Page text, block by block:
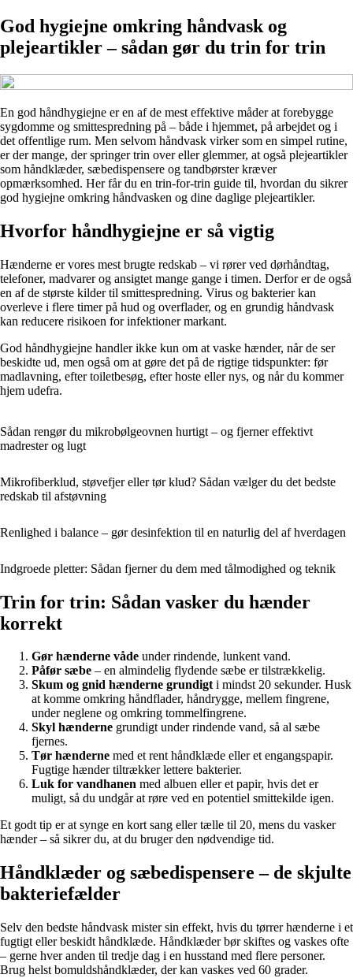
God hygiejne omkring håndvask og
plejeartikler – sådan gør du trin for trin
En god håndhygiejne er en af de mest effektive måder at forebygge
sygdomme og smittespredning på – både i hjemmet, på arbejdet og i
det offentlige rum. Men selvom håndvask virker som en simpel rutine,
er der mange, der springer trin over eller glemmer, at også plejeartikler
som håndklæder, sæbedispensere og tandbørster kræver
opmærksomhed. Her får du en trin-for-trin guide til, hvordan du sikrer
god hygiejne omkring håndvasken og dine daglige plejeartikler.
Hvorfor håndhygiejne er så vigtig
Hænderne er vores mest brugte redskab – vi rører ved dørhåndtag,
telefoner, madvarer og ansigtet mange gange i timen. Derfor er de også
en af de største kilder til smittespredning. Virus og bakterier kan
overleve i flere timer på hud og overflader, og en grundig håndvask
kan reducere risikoen for infektioner markant.
God håndhygiejne handler ikke kun om at vaske hænder, når de ser
beskidte ud, men også om at gøre det på de rigtige tidspunkter: før
madlavning, efter toiletbesøg, efter hoste eller nys, og når du kommer
hjem udefra.
Sådan rengør du mikrobølgeovnen hurtigt – og fjerner effektivt
madrester og lugt
Mikrofiberklud, støvefjer eller tør klud? Sådan vælger du det bedste
redskab til afstøvning
Renlighed i balance – gør desinfektion til en naturlig del af hverdagen
Indgroede pletter: Sådan fjerner du dem med tålmodighed og teknik
Trin for trin: Sådan vasker du hænder
korrekt
Gør hænderne våde under rindende, lunkent vand.
Påfør sæbe – en almindelig flydende sæbe er tilstrækkelig.
Skum og gnid hænderne grundigti mindst 20 sekunder. Husk
at komme omkring håndflader, håndrygge, mellem fingrene,
under neglene og omkring tommelfingrene.
Skyl hænderne grundigt under rindende vand, så al sæbe
fjernes.
Tør hænderne med et rent håndklæde eller et engangspapir.
Fugtige hænder tiltrækker lettere bakterier.
Luk for vandhanen med albuen eller et papir, hvis det er
muligt, så du undgår at røre ved en potentiel smittekilde igen.
Et godt tip er at synge en kort sang eller tælle til 20, mens du vasker
hænder – så sikrer du, at du bruger den nødvendige tid.
Håndklæder og sæbedispensere – de skjulte
bakteriefælder
Selv den bedste håndvask mister sin effekt, hvis du tørrer hænderne i et
fugtigt eller beskidt håndklæde. Håndklæder bør skiftes og vaskes ofte
– gerne hver anden til tredje dag i en husstand med flere personer.
Brug helst bomuldshåndklæder, der kan vaskes ved 60 grader.